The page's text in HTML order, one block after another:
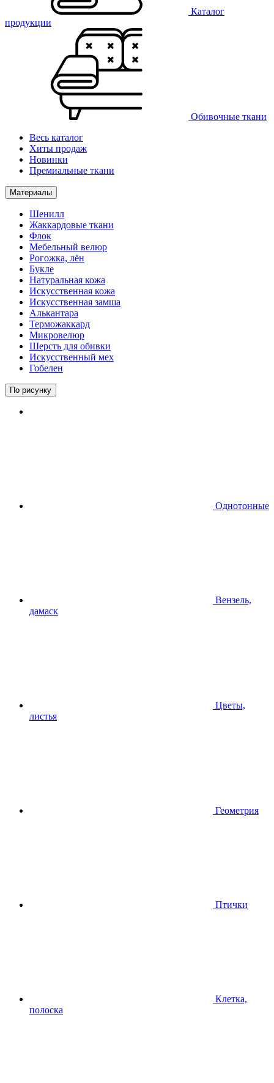
Каталог
продукции
Обивочные ткани
Весь каталог
Хиты продаж
Новинки
Премиальные ткани
Материалы
Шенилл
Жаккардовые ткани
Флок
Мебельный велюр
Рогожка, лён
Букле
Натуральная кожа
Искусственная кожа
Искусственная замша
Алькантара
Терможаккард
Микровелюр
Шерсть для обивки
Искусственный мех
Гобелен
По рисунку
Однотонные
Вензель,
дамаск
Цветы,
листья
Геометрия
Птички
Клетка,
полоска